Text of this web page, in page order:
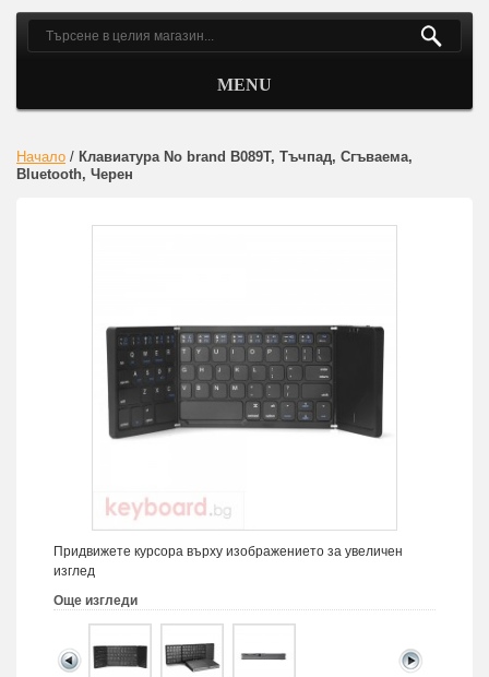
MENU
Начало / Клавиатура No brand B089T, Тъчпад, Сгъваема,
Bluetooth, Черен
Придвижете курсора върху изображението за увеличен
изглед
Още изгледи